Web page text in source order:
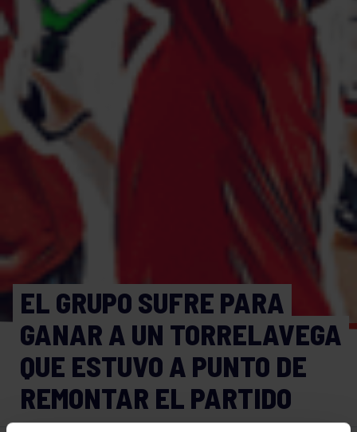
EL GRUPO SUFRE PARA
GANAR A UN TORRELAVEGA
QUE ESTUVO A PUNTO DE
REMONTAR EL PARTIDO